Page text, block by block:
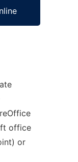
office
or